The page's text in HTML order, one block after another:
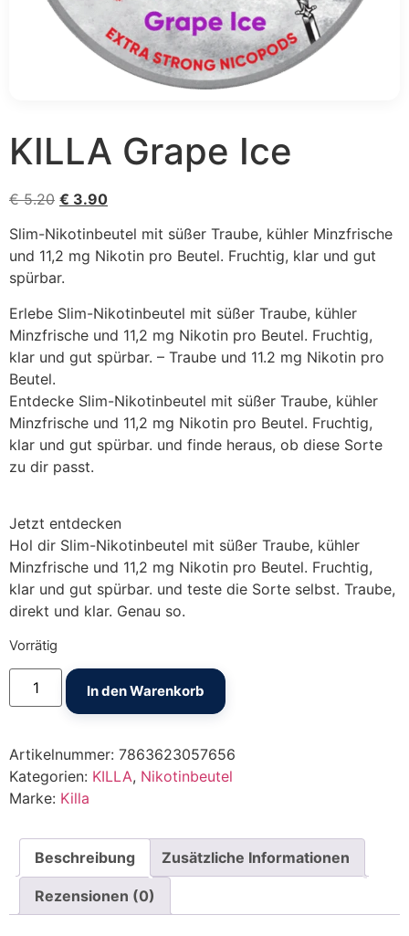
KILLA Grape Ice
€5.20 Ursprünglicher Preis war: € 5.20
€ 3.90Aktueller Preis ist: € 3.90.
Slim-Nikotinbeutel mit süßer Traube, kühler Minzfrische
und 11,2 mg Nikotin pro Beutel. Fruchtig, klar und gut
spürbar.
Erlebe Slim-Nikotinbeutel mit süßer Traube, kühler
Minzfrische und 11,2 mg Nikotin pro Beutel. Fruchtig,
klar und gut spürbar. – Traube und 11.2 mg Nikotin pro
Beutel.
Entdecke Slim-Nikotinbeutel mit süßer Traube, kühler
Minzfrische und 11,2 mg Nikotin pro Beutel. Fruchtig,
klar und gut spürbar. und finde heraus, ob diese Sorte
zu dir passt.
Jetzt entdecken
Hol dir Slim-Nikotinbeutel mit süßer Traube, kühler
Minzfrische und 11,2 mg Nikotin pro Beutel. Fruchtig,
klar und gut spürbar. und teste die Sorte selbst. Traube,
direkt und klar. Genau so.
Vorrätig
KILLA Grape Ice Menge
In den Warenkorb
Artikelnummer: 7863623057656
Kategorien: KILLA, Nikotinbeutel
Marke: Killa
Beschreibung Zusätzliche Informationen
Rezensionen (0)